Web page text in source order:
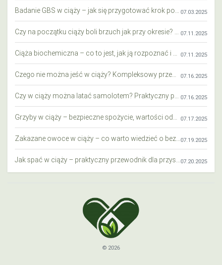
07.03.2025
07.11.2025
07.11.2025
07.16.2025
07.16.2025
07.17.2025
07.19.2025
07.20.2025
© 2026